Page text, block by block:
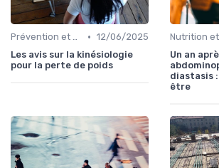
Prévention et Gestion des Blessures • 12/06/2025
Les avis sur la kinésiologie
pour la perte de poids
Un an
diastasis
être